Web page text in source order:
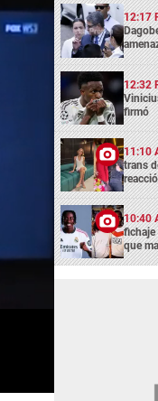
12:17
12:32
firmó
11:10
trans
10:40
fichaje
que